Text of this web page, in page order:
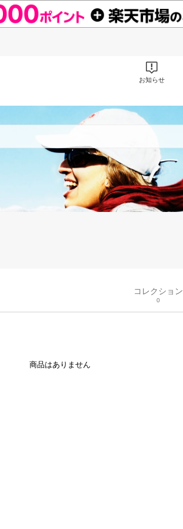
お知らせ
コレクション
0
商品はありません